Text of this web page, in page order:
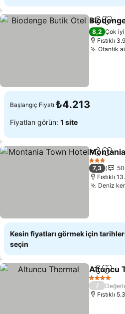
Paylaş
8,2 Çok iyi
Fıstıklı
Otantik
Başlangıç Fiyatı ₺4.213
Fiyatları görün: 1 site
Paylaş
3 Yıldız
7,3
Fıstıklı
Deniz
Kesin fiyatları görmek için
seçin
Paylaş
Altuncu
4 Yıldız
/
Fıstıklı